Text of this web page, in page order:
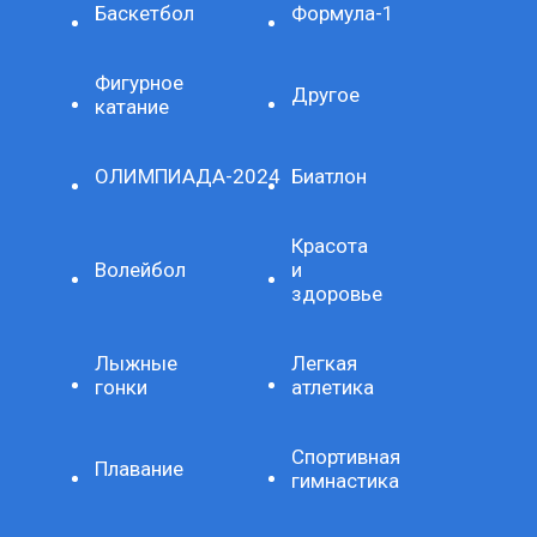
Баскетбол Формула-1
Фигурное
катание
Другое
ОЛИМПИАДА-2024 Биатлон
Волейбол
Красота
и
здоровье
Лыжные
гонки
Легкая
атлетика
Плавание
Спортивная
гимнастика